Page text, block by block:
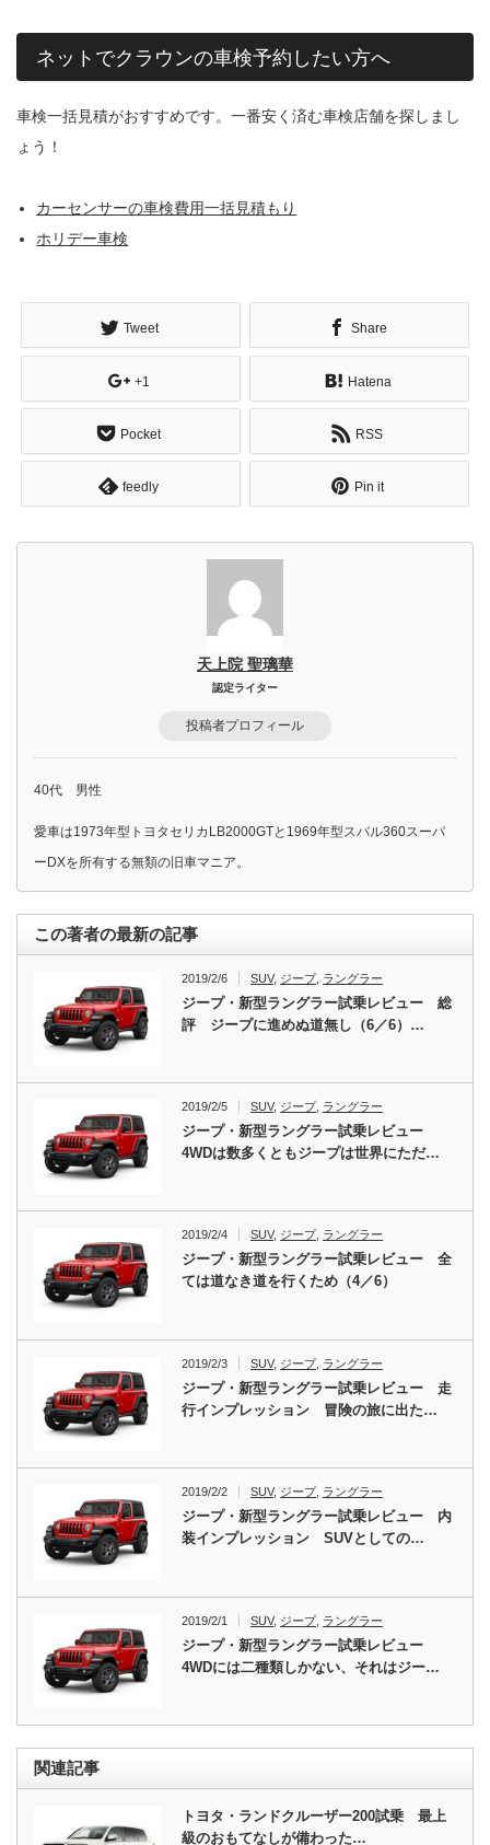
ネットでクラウンの車検予約したい方へ
車検一括見積がおすすめです。一番安く済む車検店舗を探しまし
ょう！
カーセンサーの車検費用一括見積もり
ホリデー車検
Tweet Share
+1 Hatena
Pocket RSS
feedly Pin it
天上院 聖璃華
認定ライター
投稿者プロフィール
40代 男性
愛車は1973年型トヨタセリカLB2000GTと1969年型スバル360スーパ
ーDXを所有する無類の旧車マニア。
この著者の最新の記事
2019/2/6 SUV, ジープ, ラングラー
ジープ・新型ラングラー試乗レビュー 総
評 ジープに進めぬ道無し（6／6）…
2019/2/5 SUV, ジープ, ラングラー
ジープ・新型ラングラー試乗レビュー
4WDは数多くともジープは世界にただ…
2019/2/4 SUV, ジープ, ラングラー
ジープ・新型ラングラー試乗レビュー 全
ては道なき道を行くため（4／6）
2019/2/3 SUV, ジープ, ラングラー
ジープ・新型ラングラー試乗レビュー 走
行インプレッション 冒険の旅に出た…
2019/2/2 SUV, ジープ ラングラー
ジープ・新型ラングラー試乗レビュー 内
装インプレッション SUVとしての…
2019/2/1 SUV, ジープ, ラングラー
ジープ・新型ラングラー試乗レビュー
4WDには二種類しかない、それはジー…
関連記事
トヨタ・ランドクルーザー200試乗 最上
級のおもてなしが備わった…